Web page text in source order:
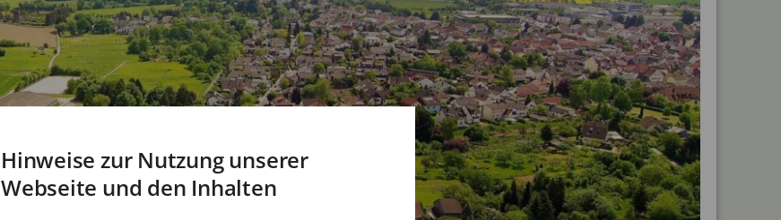
Hinweise zur Nutzung unserer
Webseite und den Inhalten